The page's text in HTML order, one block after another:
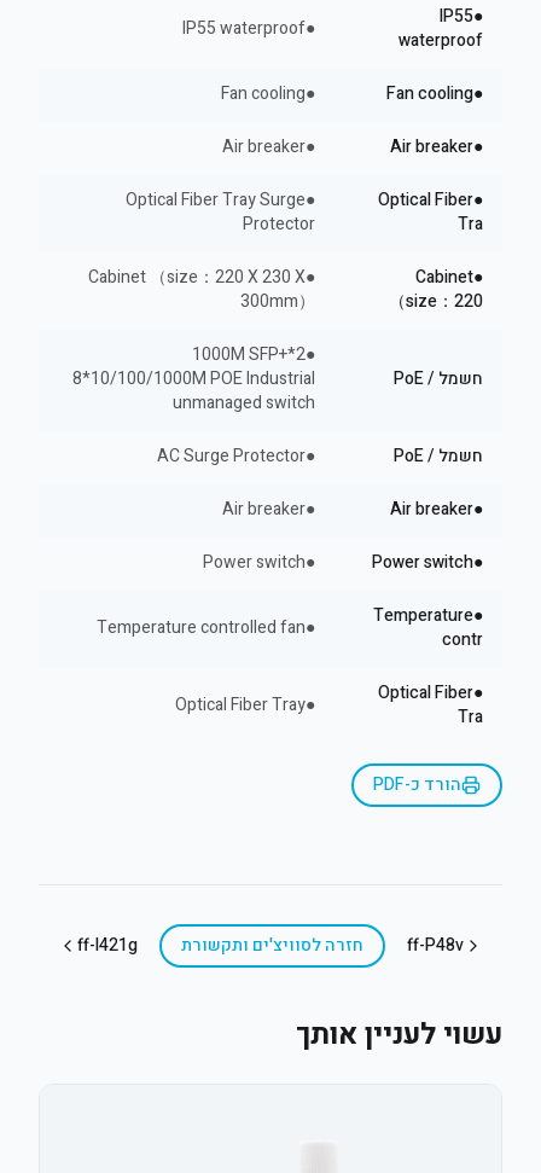
●IP55
waterproof
●IP55 waterproof
●Fan cooling
●Fan cooling
●Air breaker
●Air breaker
●Optical Fiber
Tra
●Optical Fiber Tray Surge
Protector
●Cabinet
（size：220
●Cabinet （size：220 X 230 X
300mm）
חשמל / PoE
●2*1000M SFP+
8*10/100/1000M POE Industrial
unmanaged switch
חשמל / PoE ●AC Surge Protector
●Air breaker
●Air breaker
●Power switch
●Power switch
●Temperature
contr
●Temperature controlled fan
●Optical Fiber
Tra
●Optical Fiber Tray
הורד כ-PDF
ff-P48v חזרה לסוויצ'ים ותקשורת ff-l421g
עשוי לעניין אותך